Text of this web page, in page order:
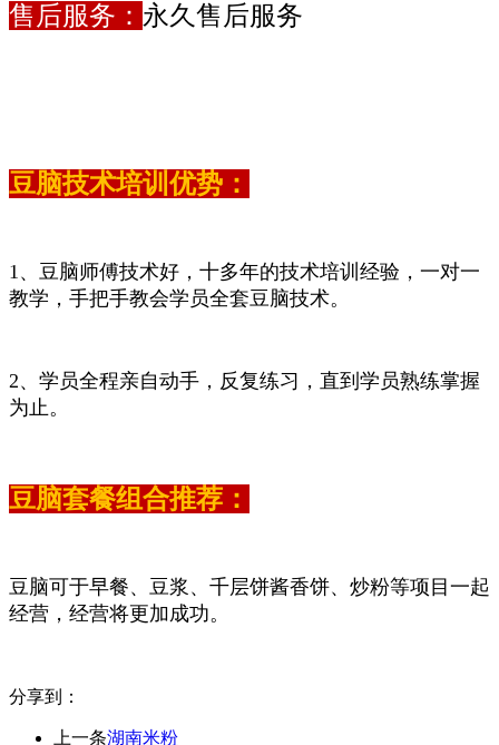
售后服务： 永久售后服务
豆脑技术培训优势：
1、豆脑师傅技术好，十多年的技术培训经验，一对一
教学，手把手教会学员全套豆脑技术。
2、学员全程亲自动手，反复练习，直到学员熟练掌握
为止。
豆脑套餐组合推荐：
豆脑可于早餐、豆浆、千层饼酱香饼、炒粉等项目一起
经营，经营将更加成功。
分享到：
上一条湖南米粉